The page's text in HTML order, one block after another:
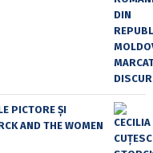
PICTORE ŞI
AND THE WOMEN